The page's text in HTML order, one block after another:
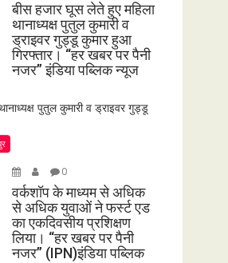
बीस हजार घूस लेते हुए महिला
थानाध्यक्ष पुतुल कुमारी व
ड्राइवर गुड्डू कुमार हुआ
गिरफ्तार। “हर खबर पर पैनी
नजर” इंडिया पब्लिक न्यूज
पुतुल कुमारी व ड्राइवर गुड्डू
0
वर्कशॉप के माध्यम से अधिक
से अधिक युवाओं ने फर्स्ट एड
का एकदिवसीय प्रशिक्षण
लिया। “हर खबर पर पैनी
नजर” (IPN)इंडिया पब्लिक